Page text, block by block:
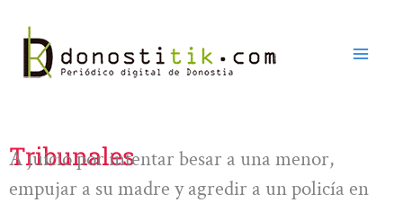
contenido
Tribunales
A juicio por intentar besar a una menor,
empujar a su madre y agredir a un policía en